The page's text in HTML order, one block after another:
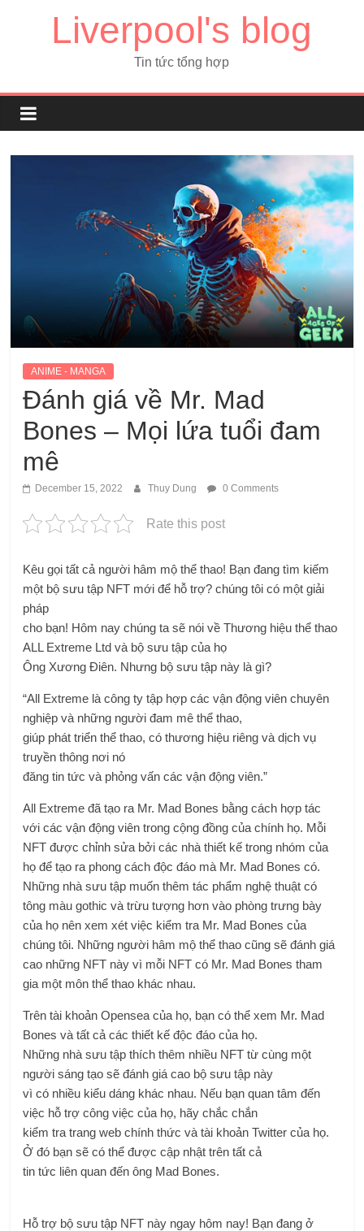
Liverpool's blog
Tin tức tổng hợp
ANIME - MANGA
Đánh giá về Mr. Mad
Bones – Mọi lứa tuổi đam
mê
December 15, 2022 Thuy Dung 0 Comments
Rate this post
Kêu gọi tất cả người hâm mộ thể thao! Bạn đang tìm kiếm
một bộ sưu tập NFT mới để hỗ trợ? chúng tôi có một giải
pháp
cho bạn! Hôm nay chúng ta sẽ nói về Thương hiệu thể thao
ALL Extreme Ltd và bộ sưu tập của họ
Ông Xương Điên. Nhưng bộ sưu tập này là gì?
“All Extreme là công ty tập hợp các vận động viên chuyên
nghiệp và những người đam mê thể thao,
giúp phát triển thể thao, có thương hiệu riêng và dịch vụ
truyền thông nơi nó
đăng tin tức và phỏng vấn các vận động viên.”
All Extreme đã tạo ra Mr. Mad Bones bằng cách hợp tác
với các vận động viên trong cộng đồng của chính họ. Mỗi
NFT được chỉnh sửa bởi các nhà thiết kế trong nhóm của
họ để tạo ra phong cách độc đáo mà Mr. Mad Bones có.
Những nhà sưu tập muốn thêm tác phẩm nghệ thuật có
tông màu gothic và trừu tượng hơn vào phòng trưng bày
của họ nên xem xét việc kiểm tra Mr. Mad Bones của
chúng tôi. Những người hâm mộ thể thao cũng sẽ đánh giá
cao những NFT này vì mỗi NFT có Mr. Mad Bones tham
gia một môn thể thao khác nhau.
Trên tài khoản Opensea của họ, bạn có thể xem Mr. Mad
Bones và tất cả các thiết kế độc đáo của họ.
Những nhà sưu tập thích thêm nhiều NFT từ cùng một
người sáng tạo sẽ đánh giá cao bộ sưu tập này
vì có nhiều kiểu dáng khác nhau. Nếu bạn quan tâm đến
việc hỗ trợ công việc của họ, hãy chắc chắn
kiểm tra trang web chính thức và tài khoản Twitter của họ.
Ở đó bạn sẽ có thể được cập nhật trên tất cả
tin tức liên quan đến ông Mad Bones.
Hỗ trợ bộ sưu tập NFT này ngay hôm nay! Bạn đang ở